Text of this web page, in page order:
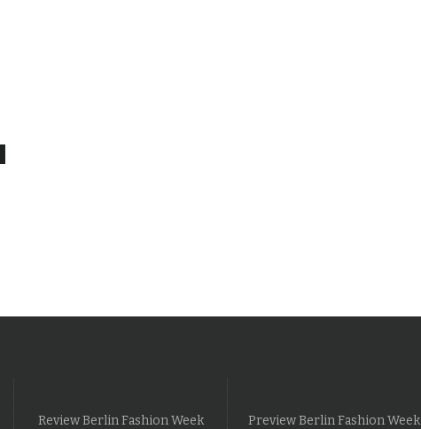
Review Berlin Fashion Week
Preview Berlin Fashion Week